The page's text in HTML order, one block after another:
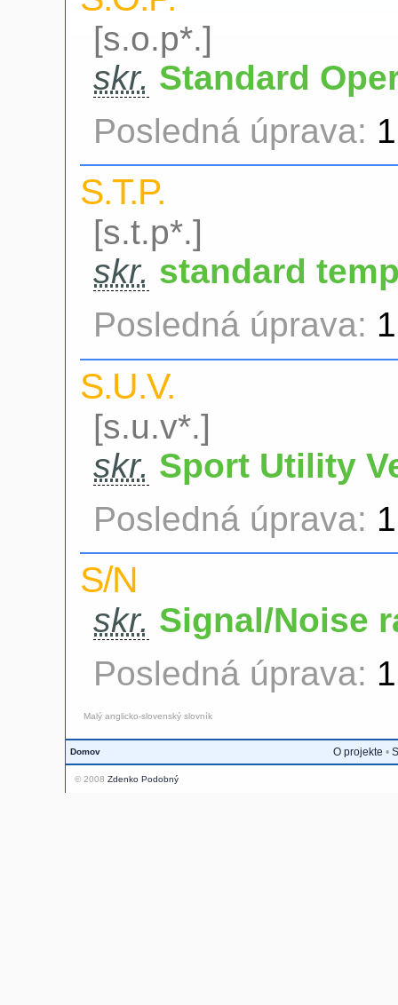
[s.o.p*.]
skr. Standard
Posledná úprava:
S.T.P.
[s.t.p*.]
skr. standard
Posledná úprava:
S.U.V.
[s.u.v*.]
skr. Sport Utility
Posledná úprava:
S/N
skr. Signal/Noise
Posledná úprava:
Malý anglicko-slovenský slovník
Domov O projekte •
© 2008 Zdenko Podobný